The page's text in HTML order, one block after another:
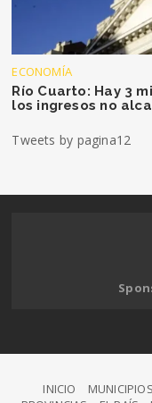
ECONOMÍA
Río Cuarto: Hay 3
los ingresos no
Tweets by pagina12
INICIO MUNICIPIOS